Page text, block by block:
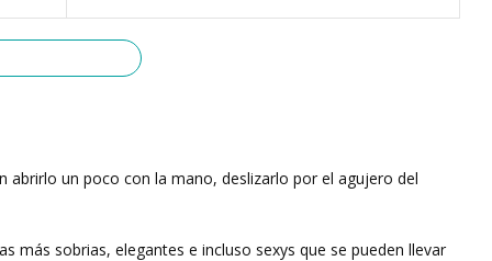
abrirlo un poco con la mano, deslizarlo por el agujero del
sobrias, elegantes e incluso sexys que se pueden llevar